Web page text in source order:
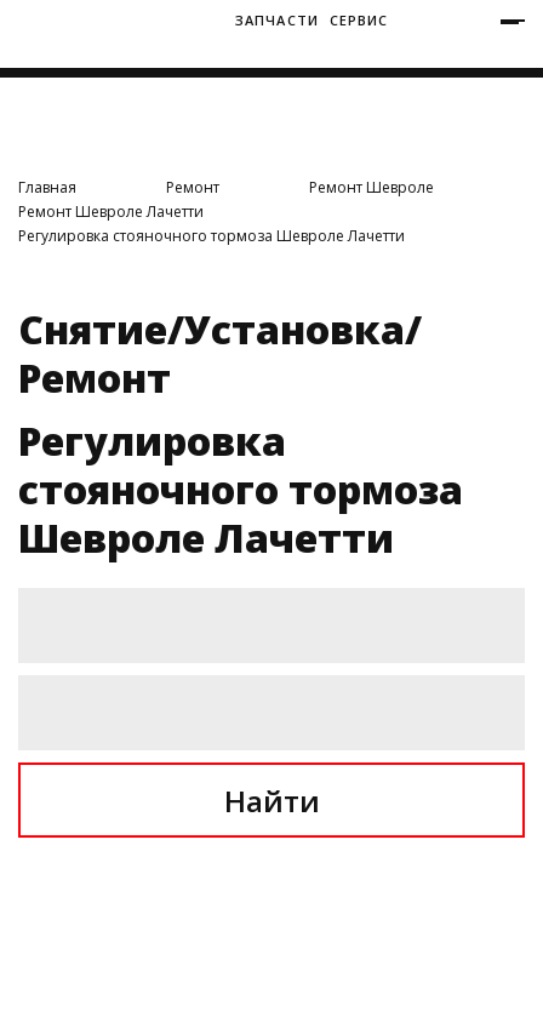
ЗАПЧАСТИ СЕРВИС
Главная Ремонт
Ремонт Шевроле
Ремонт Шевроле Лачетти
Регулировка стояночного тормоза Шевроле Лачетти
Снятие/Установка/
Ремонт
Регулировка
стояночного тормоза
Шевроле Лачетти
Найти